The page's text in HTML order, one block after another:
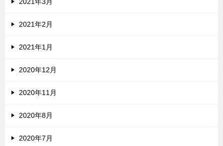
2021年3月
2021年2月
2021年1月
2020年12月
2020年11月
2020年8月
2020年7月